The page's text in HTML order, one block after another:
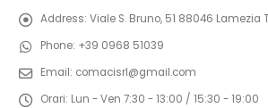
Address: Viale S. Bruno, 51 88046 Lamezia
Phone: +39 0968 51039
Email: comacisrl@gmail.com
Orari: Lun - Ven 7:30 - 13:00 / 15:30 - 19:00